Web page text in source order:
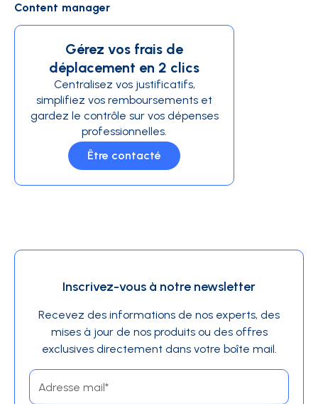
Content manager
Gérez vos frais de
déplacement en 2 clics
Centralisez vos justificatifs,
simplifiez vos remboursements et
gardez le contrôle sur vos dépenses
professionnelles.
Être contacté
Inscrivez-vous à notre newsletter
Recevez des informations de nos experts, des
mises à jour de nos produits ou des offres
exclusives directement dans votre boîte mail.